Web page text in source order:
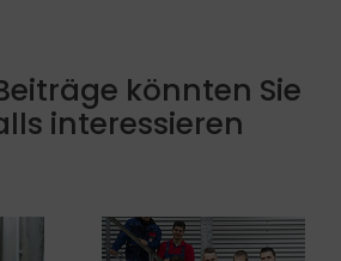
könnten Sie
interessieren